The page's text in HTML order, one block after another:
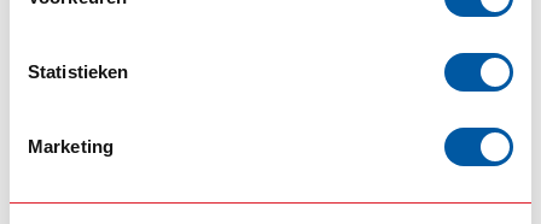
Statistieken
Marketing
TRUX TRUX